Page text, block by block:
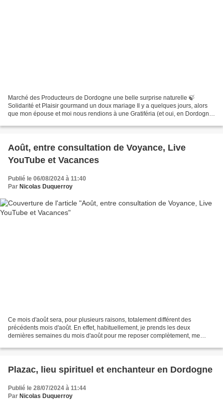
Marché des Producteurs de Dordogne une belle surprise naturelle 🍃
Solidarité et Plaisir gourmand un doux mariage Il y a quelques jours, alors
que mon épouse et moi nous rendions à une Gratiféria (et oui, en Dordogne,
Août, entre consultation de Voyance, Live
YouTube et Vacances
Publié le 06/08/2024 à 11:40
Par Nicolas Duquerroy
Ce mois d'août sera, pour plusieurs raisons, totalement différent des
précédents mois d'août. En effet, habituellement, je prends les deux
dernières semaines du mois d'août pour me reposer complètement, me
Plazac, lieu spirituel et enchanteur en Dordogne
Publié le 28/07/2024 à 11:44
Par Nicolas Duquerroy